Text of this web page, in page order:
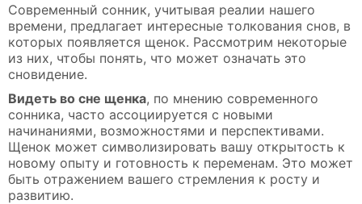
Современный сонник, учитывая реалии нашего
времени, предлагает интересные толкования снов, в
которых появляется щенок. Рассмотрим некоторые
из них, чтобы понять, что может означать это
сновидение.
Видеть во сне щенка, по мнению современного
сонника, часто ассоциируется с новыми
начинаниями, возможностями и перспективами.
Щенок может символизировать вашу открытость к
новому опыту и готовность к переменам. Это может
быть отражением вашего стремления к росту и
развитию.